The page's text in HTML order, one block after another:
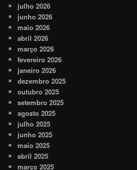
julho 2026
junho 2026
maio 2026
abril 2026
março 2026
fevereiro 2026
janeiro 2026
dezembro 2025
outubro 2025
setembro 2025
agosto 2025
julho 2025
junho 2025
maio 2025
abril 2025
março 2025